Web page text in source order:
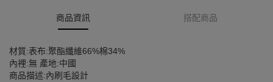
商品資訊 搭配商品
材質:表布:聚酯纖維66%棉34%
內裡:無 產地:中國
商品描述:內刷毛設計